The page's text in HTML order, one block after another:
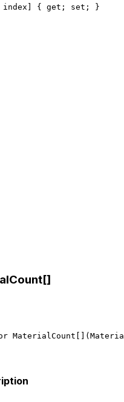
index] { get; set; }